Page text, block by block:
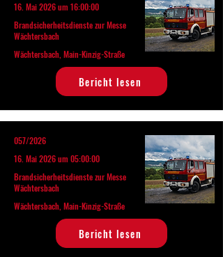
16. Mai 2026 um 16:00:00
Brandsicherheitsdienste zur Messe
Wächtersbach
Wächtersbach, Main-Kinzig-Straße
Bericht lesen
057/2026
16. Mai 2026 um 05:00:00
Brandsicherheitsdienste zur Messe
Wächtersbach
Wächtersbach, Main-Kinzig-Straße
Bericht lesen